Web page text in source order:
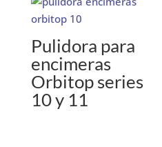
Pulidora para
encimeras
Orbitop series
10 y 11